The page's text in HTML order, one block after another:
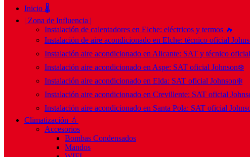
Inicio 🌡️
| Zona de Influencia |
Instalación de calentadores en Elche: eléctricos y termos 🔥
Instalación de aire acondicionado en Elche: técnico oficial
Instalación aire acondicionado en Alicante: SAT y técnico
Instalación aire acondicionado en Aspe: SAT oficial Johnson❄️
Instalación aire acondicionado en Elda: SAT oficial Johnson❄️
Instalación aire acondicionado en Crevillente: SAT oficial
Instalación aire acondicionado en Santa Pola: SAT oficial
Climatización 💧
Accesorios
Bombas Condensados
Mandos